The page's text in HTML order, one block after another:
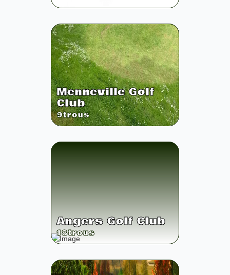
Menneville Golf
Club
9trous
Angers Golf Club
18trous